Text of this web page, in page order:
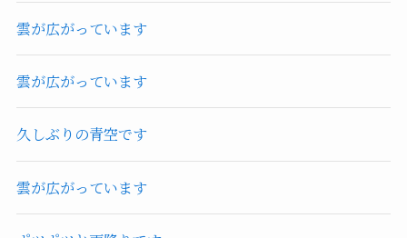
雲が広がっています
雲が広がっています
久しぶりの青空です
雲が広がっています